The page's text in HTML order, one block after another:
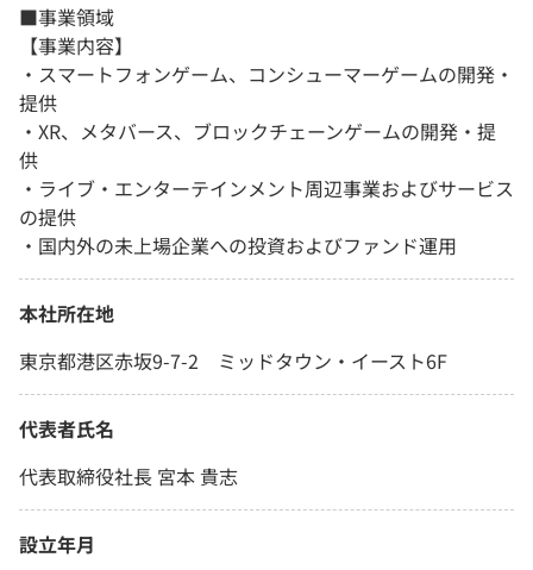
■事業領域
【事業内容】
・スマートフォンゲーム、コンシューマーゲームの開発・
提供
・XR、メタバース、ブロックチェーンゲームの開発・提
供
・ライブ・エンターテインメント周辺事業およびサービス
の提供
・国内外の未上場企業への投資およびファンド運用
本社所在地
東京都港区赤坂9-7-2 ミッドタウン・イースト6F
代表者氏名
代表取締役社長 宮本 貴志
設立年月